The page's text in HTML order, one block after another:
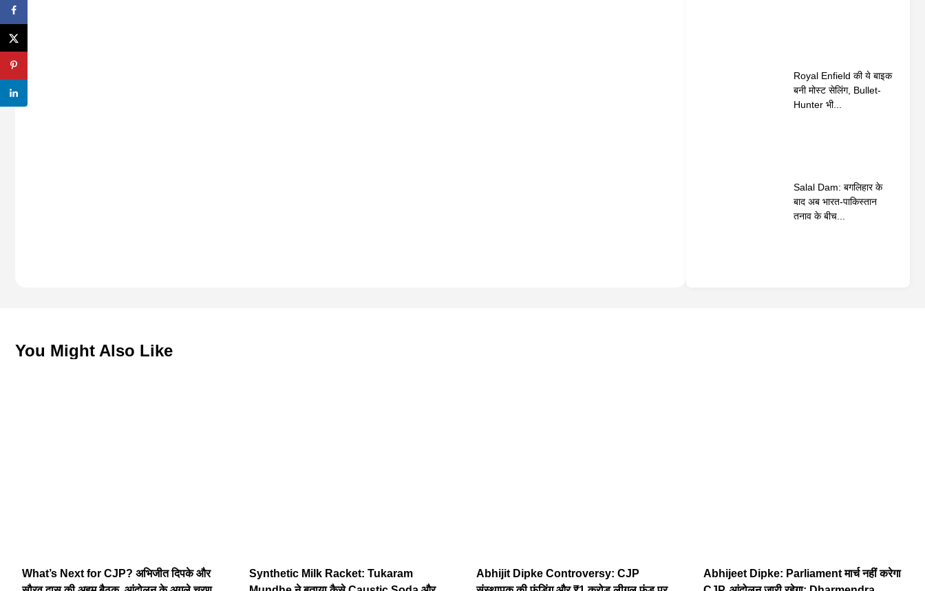
Royal Enfield की ये बाइक
बनी मोस्ट सेलिंग, Bullet-
Hunter भी...
Salal Dam: बगलिहार के
बाद अब भारत-पाकिस्तान
तनाव के बीच...
You Might Also Like
What’s Next for CJP? अभिजीत दिपके और
Synthetic Milk Racket: Tukaram
Abhijit Dipke Controversy: CJP
Abhijeet Dipke: Parliament मार्च नहीं करेगा